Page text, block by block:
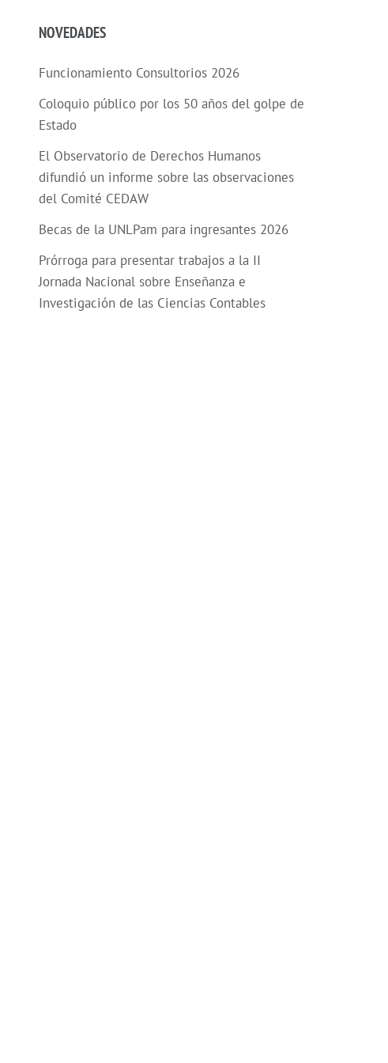
NOVEDADES
Funcionamiento Consultorios 2026
Coloquio público por los 50 años del golpe de
Estado
El Observatorio de Derechos Humanos
difundió un informe sobre las observaciones
del Comité CEDAW
Becas de la UNLPam para ingresantes 2026
Prórroga para presentar trabajos a la II
Jornada Nacional sobre Enseñanza e
Investigación de las Ciencias Contables